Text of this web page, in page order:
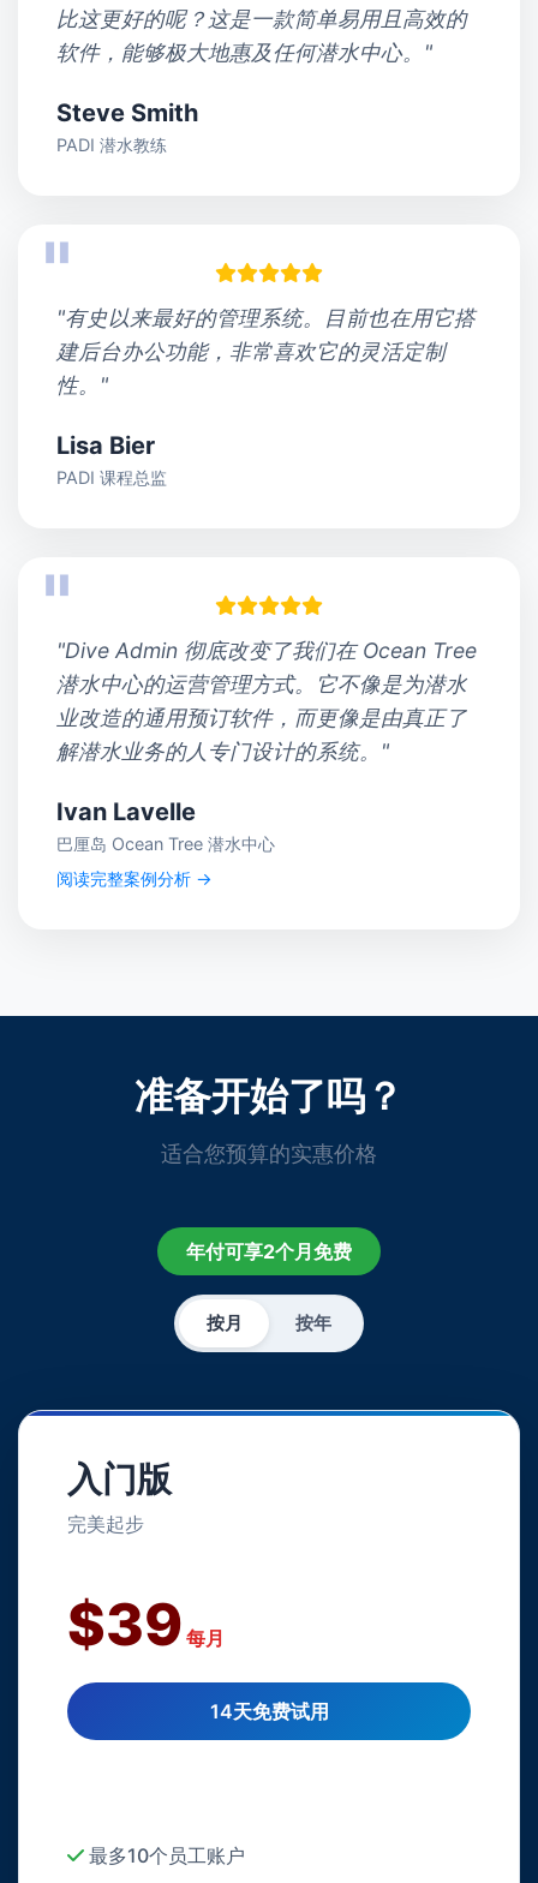
比这更好的呢？这是一款简单易用且高效的
软件，能够极大地惠及任何潜水中心。"
Steve Smith
PADI 潜水教练
"有史以来最好的管理系统。目前也在用它搭
建后台办公功能，非常喜欢它的灵活定制
性。"
Lisa Bier
PADI 课程总监
"Dive Admin 彻底改变了我们在 Ocean Tree
潜水中心的运营管理方式。它不像是为潜水
业改造的通用预订软件，而更像是由真正了
解潜水业务的人专门设计的系统。"
Ivan Lavelle
巴厘岛 Ocean Tree 潜水中心
阅读完整案例分析 →
准备开始了吗？
适合您预算的实惠价格
年付可享2个月免费
按月 按年
入门版
完美起步
$39 每月
14天免费试用
最多10个员工账户